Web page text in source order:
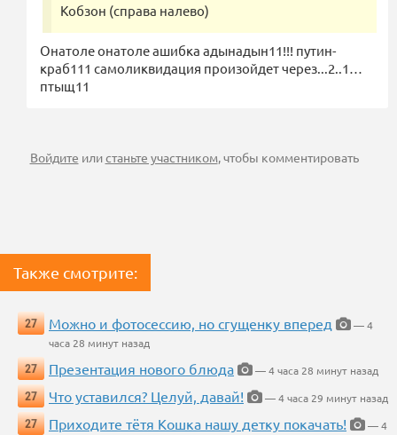
Кобзон (справа налево)
Онатоле онатоле ашибка адынадын11!!! путин-
краб111 самоликвидация произойдет через...2..1…
птыщ11
Войдите илистаньте участником, чтобы комментировать
Также смотрите:
27 Можно и фотосессию, но сгущенку вперед
— 4
часа 28 минут назад
27
Презентация нового блюда
— 4 часа 28 минут назад
27
Что уставился? Целуй, давай!
— 4 часа 29 минут назад
27
Приходите тётя Кошка нашу детку покачать!
— 4